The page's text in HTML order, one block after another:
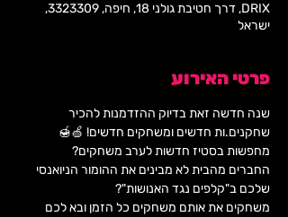
DRIX, דרך חטיבת גולני 18, חיפה, 3323309,
ישראל
פרטי האירוע
שנה חדשה זאת בדיוק ההזדמנות להכיר
שחקנים.ות חדשים ומשחקים חדשים! 🍏🍯
מחפשות בסטיז חדשות לערב משחקים?
החברים מהבית לא מבינים את ההומור הניואנסי
שלכם ב"קלפים נגד האנושות"?
משחקים את אותם משחקים כל הזמן ובא לכם